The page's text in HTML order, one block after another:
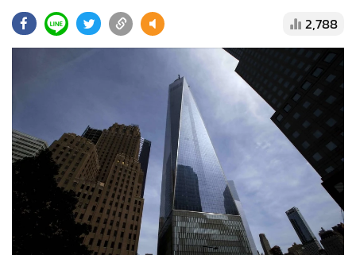
• Green Innovation & SD
• Management & HR
• ท่องเที่ยว
•
• ต่างประเทศ
Special Scoop
เศรษฐกิจ-ธุรกิจ
2,788